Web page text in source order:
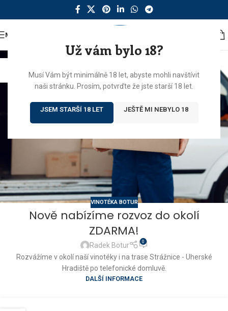
Už vám bylo 18?
Musí Vám být minimálně 18 let, abyste mohli navštívit
naši stránku. Prosím, potvrďte že jste starší 18 let.
JSEM STARŠÍ 18 LET JEŠTĚ MI NEBYLO 18
MENU
VINOTÉKA BOTUR
Nově nabízíme rozvoz do okolí
ZDARMA!
Radek Botur 0
Rozvážíme v okolí naší vinotéky i na trase Strážnice - Uherské
Hradiště po telefonické domluvě.
DALŠÍ INFORMACE